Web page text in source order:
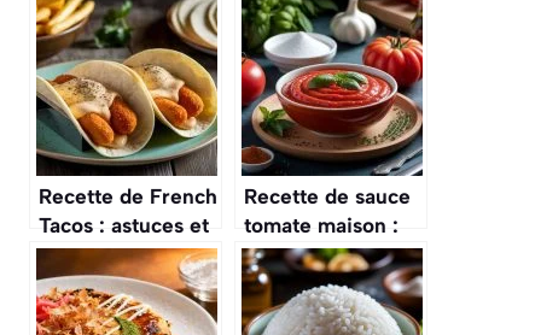
Recette de French
Tacos : astuces et
Préparation
Délicieuse
Recette de sauce
tomate maison :
astuces et
préparation